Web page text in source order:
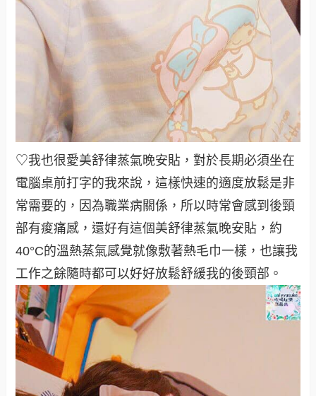
♡我也很愛美舒律蒸氣晚安貼，對於長期必須坐在
電腦桌前打字的我來說，這樣快速的適度放鬆是非
常需要的，因為職業病關係，所以時常會感到後頸
部有痠痛感，還好有這個美舒律蒸氣晚安貼，約
40°C的溫熱蒸氣感覺就像敷著熱毛巾一樣，也讓我
工作之餘隨時都可以好好放鬆舒緩我的後頸部 。